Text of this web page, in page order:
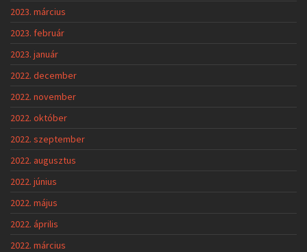
2023. március
2023. február
2023. január
2022. december
2022. november
2022. október
2022. szeptember
2022. augusztus
2022. június
2022. május
2022. április
2022. március